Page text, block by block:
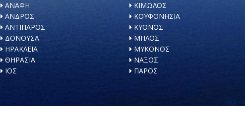
ΑΝΑΦΗ
ΑΝΔΡΟΣ
ΑΝΤΙΠΑΡΟΣ
ΔΟΝΟΥΣΑ
ΗΡΑΚΛΕΙΑ
ΘΗΡΑΣΙΑ
ΙΟΣ
ΚΙΜΩΛΟΣ
ΚΟΥΦΟΝΗΣΙΑ
ΚΥΘΝΟΣ
ΜΗΛΟΣ
ΜΥΚΟΝΟΣ
ΝΑΞΟΣ
ΠΑΡΟΣ